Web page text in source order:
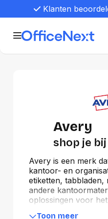
Klanten
Avery
shop je
Avery is een merk
kantoor- en
etiketten, tabbladen,
andere
oplossingen voor
Toon meer